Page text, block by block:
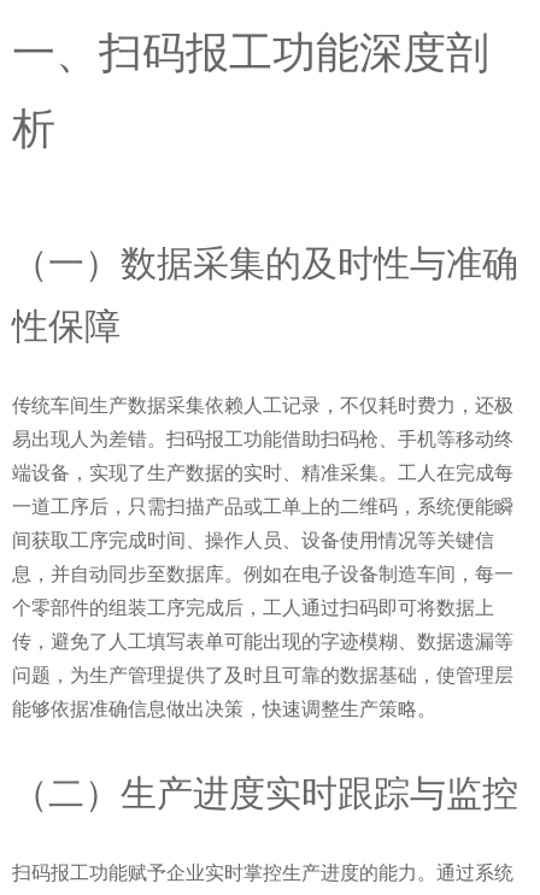
一、扫码报工功能深度剖
析
（一）数据采集的及时性与准确
性保障
传统车间生产数据采集依赖人工记录，不仅耗时费力，还极
易出现人为差错。扫码报工功能借助扫码枪、手机等移动终
端设备，实现了生产数据的实时、精准采集。工人在完成每
一道工序后，只需扫描产品或工单上的二维码，系统便能瞬
间获取工序完成时间、操作人员、设备使用情况等关键信
息，并自动同步至数据库。例如在电子设备制造车间，每一
个零部件的组装工序完成后，工人通过扫码即可将数据上
传，避免了人工填写表单可能出现的字迹模糊、数据遗漏等
问题，为生产管理提供了及时且可靠的数据基础，使管理层
能够依据准确信息做出决策，快速调整生产策略。
（二）生产进度实时跟踪与监控
扫码报工功能赋予企业实时掌控生产进度的能力。通过系统